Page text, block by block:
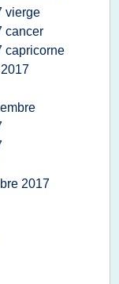
vierge
cancer
capricorne
2017